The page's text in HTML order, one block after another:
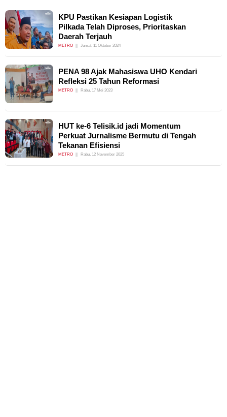
KPU Pastikan Kesiapan Logistik
Pilkada Telah Diproses, Prioritaskan
Daerah Terjauh
METRO Jumat, 11 Oktober 2024
PENA 98 Ajak Mahasiswa UHO Kendari
Refleksi 25 Tahun Reformasi
METRO Rabu, 17 Mei 2023
HUT ke-6 Telisik.id jadi Momentum
Perkuat Jurnalisme Bermutu di Tengah
Tekanan Efisiensi
METRO Rabu, 12 November 2025